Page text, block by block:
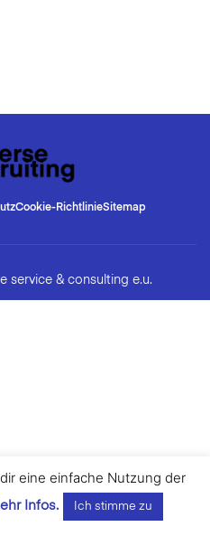
Cookie-RichtlinieSitemap
service & consulting e.u.
eine einfache Nutzung der
Infos. Ich stimme zu